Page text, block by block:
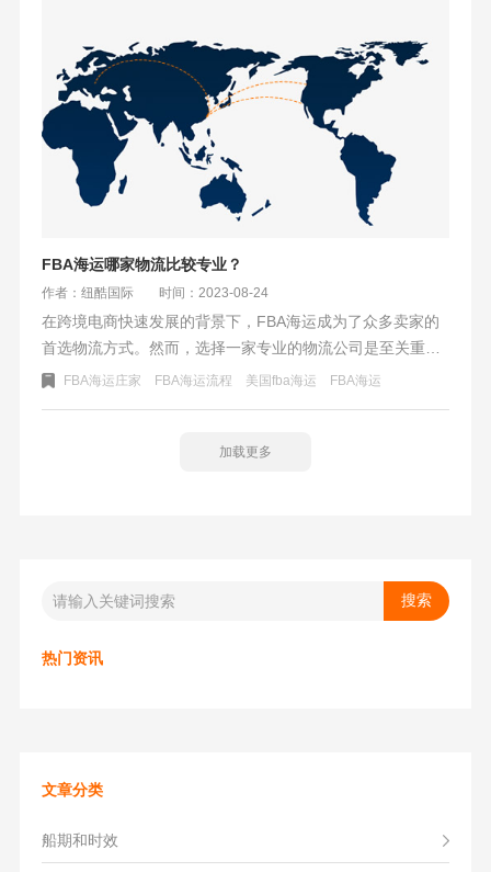
FBA海运哪家物流比较专业？
作者：纽酷国际 时间：2023-08-24
在跨境电商快速发展的背景下，FBA海运成为了众多卖家的
首选物流方式。然而，选择一家专业的物流公司是至关重要
的。纽酷国际作为一家备受好评的物流公司，凭借其专业的
库、报关、清关，还是船司订舱、提柜和卡车派送等环节，
FBA海运庄家 FBA海运流程 美国fba海运 ​FBA海运
加载更多
热门资讯
文章分类
船期和时效